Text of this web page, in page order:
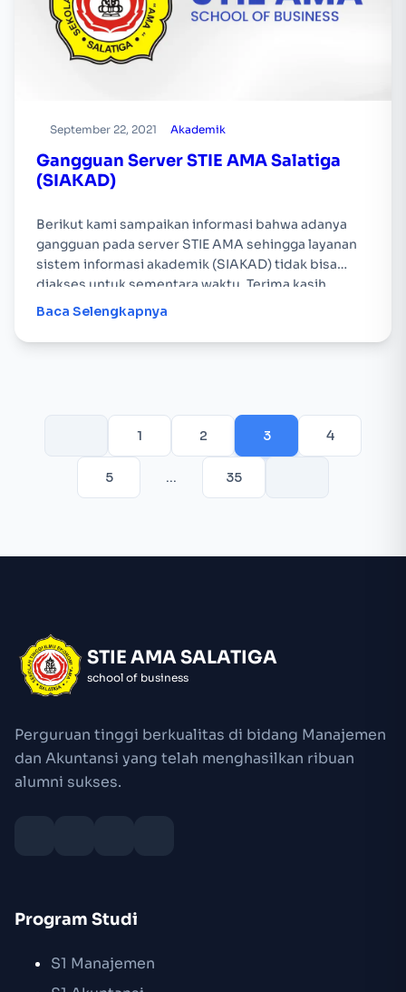
September 22, 2021 Akademik
Gangguan Server STIE AMA Salatiga
(SIAKAD)
Berikut kami sampaikan informasi bahwa adanya
gangguan pada server STIE AMA sehingga layanan
sistem informasi akademik (SIAKAD) tidak bisa
diakses untuk sementara waktu. Terima kasih
Baca Selengkapnya
1 2 3 4
5 … 35
STIE AMA SALATIGA
school of business
Perguruan tinggi berkualitas di bidang Manajemen
dan Akuntansi yang telah menghasilkan ribuan
alumni sukses.
Program Studi
S1 Manajemen